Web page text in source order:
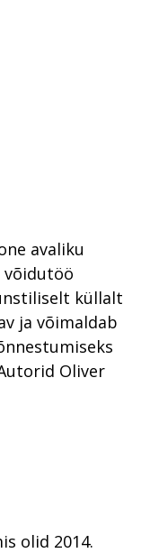
avaliku
küllalt
ja võimaldab
Oliver
olid 2014.